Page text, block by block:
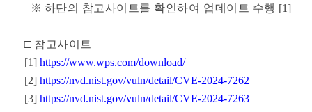
※ 하단의 참고사이트를 확인하여 업데이트 수행 [1]
□ 참고사이트
[1] https://www.wps.com/download/
[2] https://nvd.nist.gov/vuln/detail/CVE-2024-7262
[3] https://nvd.nist.gov/vuln/detail/CVE-2024-7263